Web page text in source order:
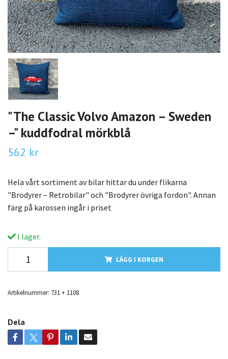
"The Classic Volvo Amazon – Sweden
–" kuddfodral mörkblå
562 kr
Hela vårt sortiment av bilar hittar du under flikarna
"Brodyrer – Retrobilar" och "Brodyrer övriga fordon". Annan
färg på karossen ingår i priset
I lager.
LÄGG I KORGEN
Artikelnummer: 731 + 1108
Dela